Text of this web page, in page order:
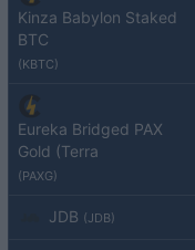
Kinza Babylon Staked
BTC
(KBTC)
Eureka Bridged PAX
Gold (Terra
(PAXG)
JDB (JDB)